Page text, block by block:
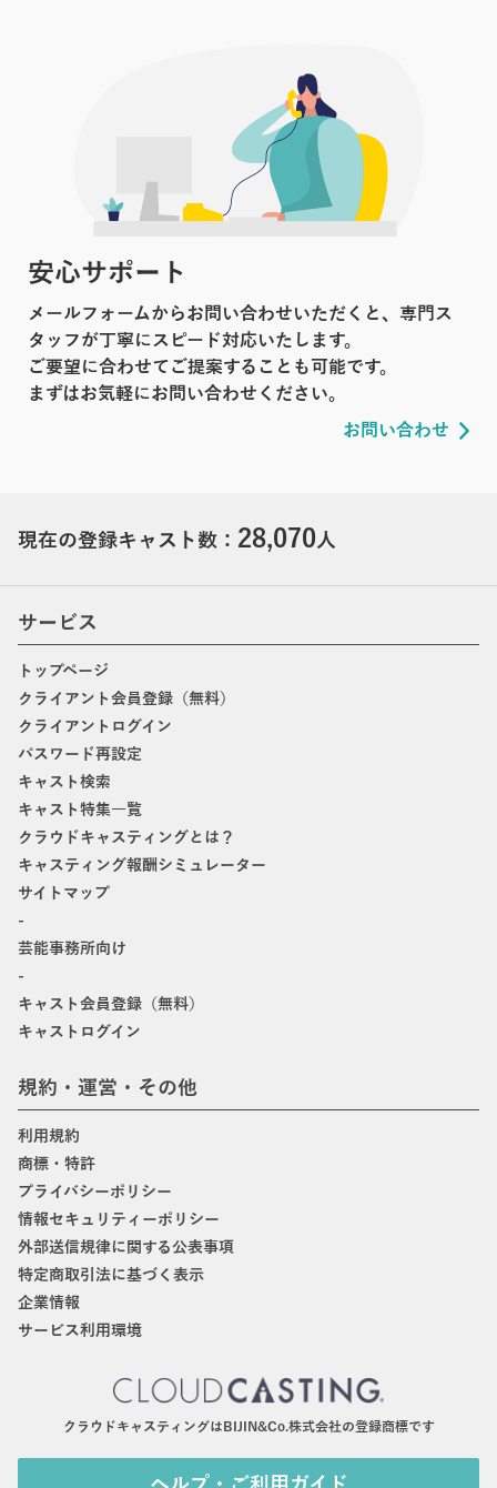
安心サポート
メールフォームからお問い合わせいただくと、専門ス
タッフが丁寧にスピード対応いたします。
ご要望に合わせてご提案することも可能です。
まずはお気軽にお問い合わせください。
お問い合わせ
現在の登録キャスト数： 28,070人
サービス
トップページ
クライアント会員登録（無料）
クライアントログイン
パスワード再設定
キャスト検索
キャスト特集一覧
クラウドキャスティングとは？
キャスティング報酬シミュレーター
サイトマップ
-
芸能事務所向け
-
キャスト会員登録（無料）
キャストログイン
規約・運営・その他
利用規約
商標・特許
プライバシーポリシー
情報セキュリティーポリシー
外部送信規律に関する公表事項
特定商取引法に基づく表示
企業情報
サービス利用環境
クラウドキャスティングはBIJIN&Co.株式会社の登録商標です